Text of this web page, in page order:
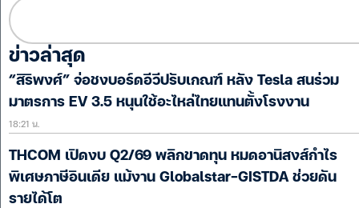
ข่าวล่าสุด
“สิริพงศ์” จ่อชงบอร์ดอีวีปรับเกณฑ์ หลัง Tesla สนร่วม
มาตรการ EV 3.5 หนุนใช้อะไหล่ไทยแทนตั้งโรงงาน
18:21 น.
THCOM เปิดงบ Q2/69 พลิกขาดทุน หมดอานิสงส์กำไร
พิเศษภาษีอินเดีย แม้งาน Globalstar-GISTDA ช่วยดัน
รายได้โต